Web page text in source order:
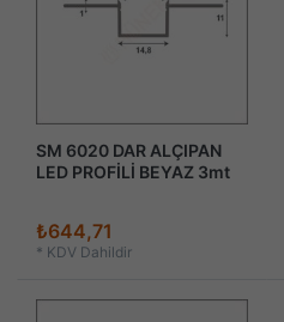
SM 6020 DAR ALÇIPAN
LED PROFİLİ BEYAZ 3mt
₺644,71
* KDV Dahildir